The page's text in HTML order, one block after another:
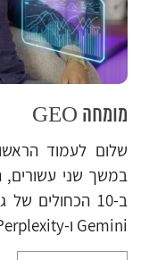
מומחה GEO
שלום לעמוד
במשך שני
Gemini ו-Perplexity, ושינו את...